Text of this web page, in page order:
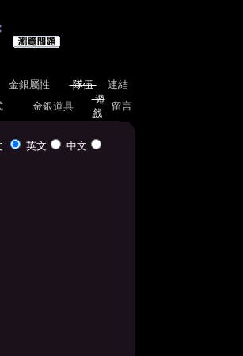
金銀屬性 隊伍
連結
金銀道具
遊
戲
留言
英文 中文